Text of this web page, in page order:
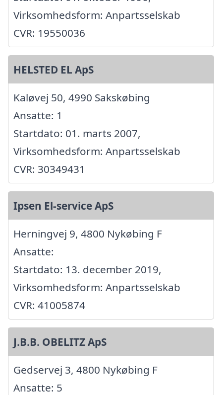
Virksomhedsform: Anpartsselskab
CVR: 19550036
HELSTED EL ApS
Kaløvej 50, 4990 Sakskøbing
Ansatte: 1
Startdato: 01. marts 2007,
Virksomhedsform: Anpartsselskab
CVR: 30349431
Ipsen El-service ApS
Herningvej 9, 4800 Nykøbing F
Ansatte:
Startdato: 13. december 2019,
Virksomhedsform: Anpartsselskab
CVR: 41005874
J.B.B. OBELITZ ApS
Gedservej 3, 4800 Nykøbing F
Ansatte: 5